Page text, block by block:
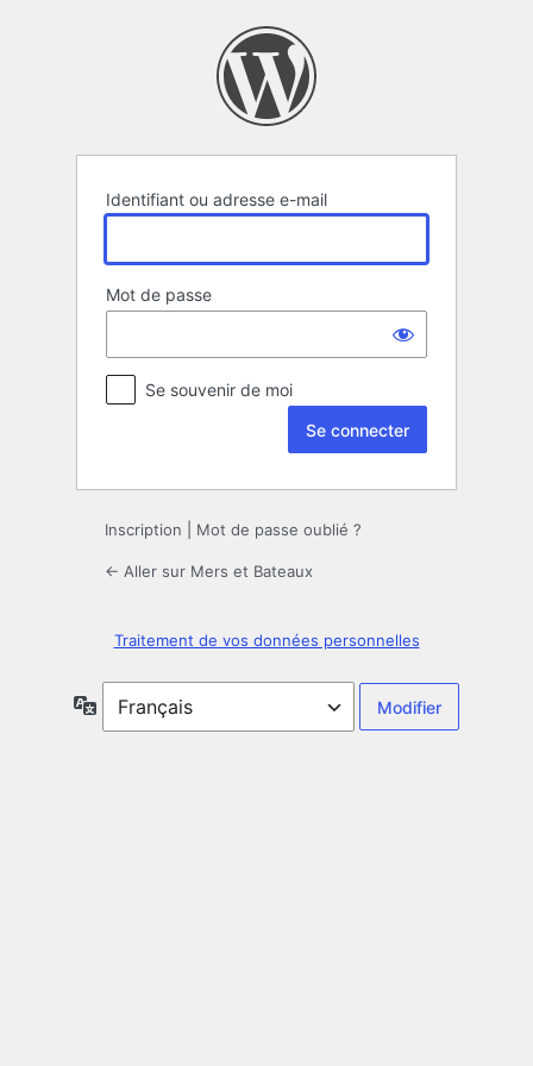
Identifiant ou adresse e-mail
Mot de passe
Se souvenir de moi
Inscription Mot de passe oublié ?
← Aller sur Mers et Bateaux
Traitement de vos données personnelles
Langue